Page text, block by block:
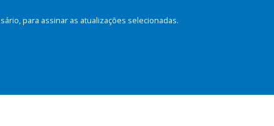
para assinar as atualizações selecionadas.